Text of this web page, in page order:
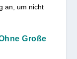
an, um nicht
Große